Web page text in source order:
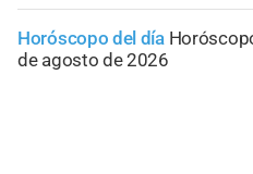
Horóscopo del día
de agosto de 2026